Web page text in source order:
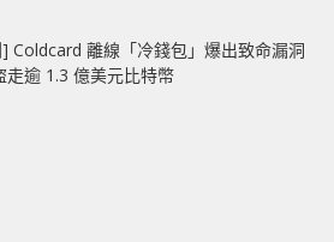
] Coldcard 離線「冷錢包」爆出致命漏洞
走逾 1.3 億美元比特幣